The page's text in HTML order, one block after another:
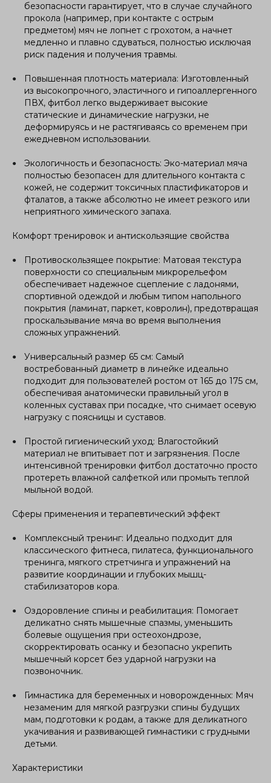
безопасности гарантирует, что в случае случайного
прокола (например, при контакте с острым
предметом) мяч не лопнет с грохотом, а начнет
медленно и плавно сдуваться, полностью исключая
риск падения и получения травмы.
Повышенная плотность материала: Изготовленный
из высокопрочного, эластичного и гипоаллергенного
ПВХ, фитбол легко выдерживает высокие
статические и динамические нагрузки, не
деформируясь и не растягиваясь со временем при
ежедневном использовании.
Экологичность и безопасность: Эко-материал мяча
полностью безопасен для длительного контакта с
кожей, не содержит токсичных пластификаторов и
фталатов, а также абсолютно не имеет резкого или
неприятного химического запаха.
Комфорт тренировок и антискользящие свойства
Противоскользящее покрытие: Матовая текстура
поверхности со специальным микрорельефом
обеспечивает надежное сцепление с ладонями,
спортивной одеждой и любым типом напольного
покрытия (ламинат, паркет, ковролин), предотвращая
проскальзывание мяча во время выполнения
сложных упражнений.
Универсальный размер 65 см: Самый
востребованный диаметр в линейке идеально
подходит для пользователей ростом от 165 до 175 см,
обеспечивая анатомически правильный угол в
коленных суставах при посадке, что снимает осевую
нагрузку с поясницы и суставов.
Простой гигиенический уход: Влагостойкий
материал не впитывает пот и загрязнения. После
интенсивной тренировки фитбол достаточно просто
протереть влажной салфеткой или промыть теплой
мыльной водой.
Сферы применения и терапевтический эффект
Комплексный тренинг: Идеально подходит для
классического фитнеса, пилатеса, функционального
тренинга, мягкого стретчинга и упражнений на
развитие координации и глубоких мышц-
стабилизаторов кора.
Оздоровление спины и реабилитация: Помогает
деликатно снять мышечные спазмы, уменьшить
болевые ощущения при остеохондрозе,
скорректировать осанку и безопасно укрепить
мышечный корсет без ударной нагрузки на
позвоночник.
Гимнастика для беременных и новорожденных: Мяч
незаменим для мягкой разгрузки спины будущих
мам, подготовки к родам, а также для деликатного
укачивания и развивающей гимнастики с грудными
детьми.
Характеристики